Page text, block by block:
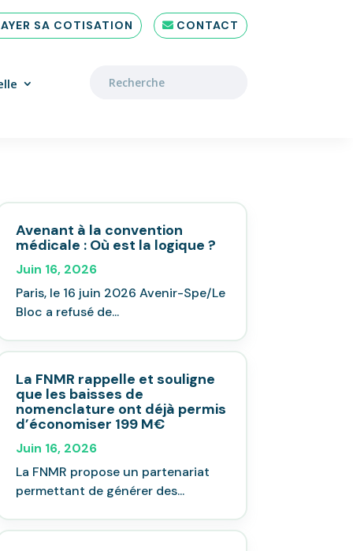
SA COTISATION CONTACT
Avenant à la convention
médicale : Où est la logique ?
Juin 16, 2026
Paris, le 16 juin 2026 Avenir-Spe/Le
Bloc a refusé de...
La FNMR rappelle et souligne
que les baisses de
nomenclature ont déjà permis
d’économiser 199 M€
Juin 16, 2026
La FNMR propose un partenariat
permettant de générer des...